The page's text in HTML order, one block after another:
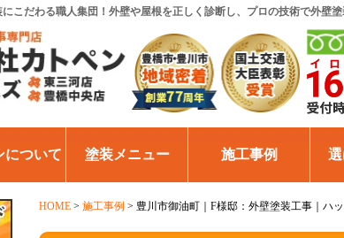
こだわる職人集団！外壁や屋根を正しく診断し、プロの技術で外壁塗
について 塗装メニュー 施工事例
HOME > 施工事例 > 豊川市御油町｜F様邸：外壁塗装工事｜ハ